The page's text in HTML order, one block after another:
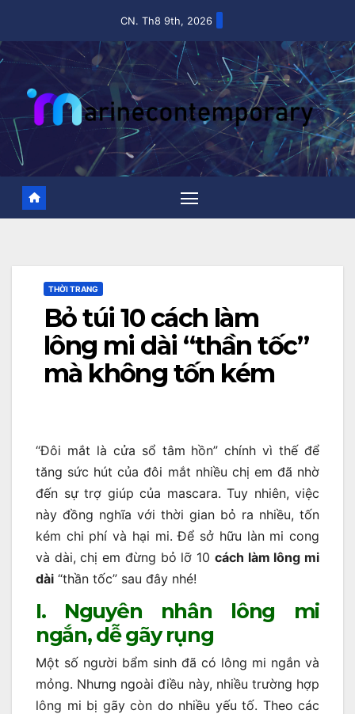
CN. Th8 9th, 2026
THỜI TRANG
Bỏ túi 10 cách làm
lông mi dài “thần tốc”
mà không tốn kém
“Đôi mắt là cửa sổ tâm hồn” chính vì thế để
tăng sức hút của đôi mắt nhiều chị em đã nhờ
đến sự trợ giúp của mascara. Tuy nhiên, việc
này đồng nghĩa với thời gian bỏ ra nhiều, tốn
kém chi phí và hại mi. Để sở hữu làn mi cong
và dài, chị em đừng bỏ lỡ 10 cách làm lông mi
dài “thần tốc” sau đây nhé!
I. Nguyên nhân lông mi
ngắn, dễ gãy rụng
Một số người bẩm sinh đã có lông mi ngắn và
mỏng. Nhưng ngoài điều này, nhiều trường hợp
lông mi bị gãy còn do nhiều yếu tố. Theo các